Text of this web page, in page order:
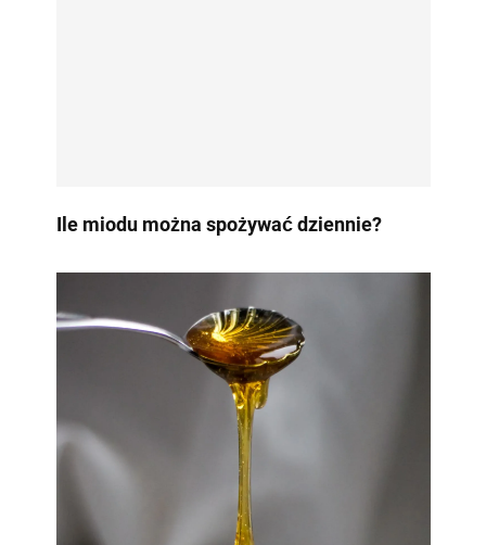
Ile miodu można spożywać dziennie?